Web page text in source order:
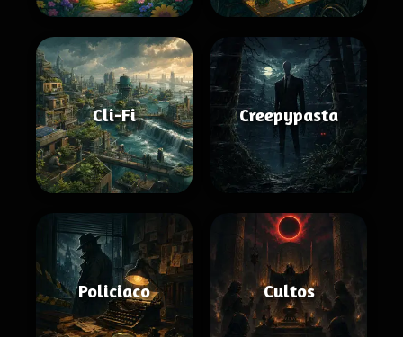
Cli-Fi Creepypasta
Policiaco Cultos